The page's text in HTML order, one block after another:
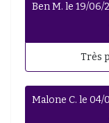
Ben M. le 19/06/
Très
Malone C. le 04/